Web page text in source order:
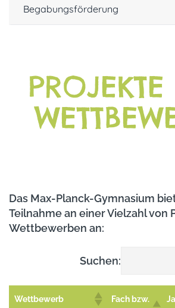
Begabungsförderung
Das Max-Planck-Gymnasium
Teilnahme an einer Vielzahl von
Wettbewerben an:
Suchen:
Wettbewerb
Fach bzw.